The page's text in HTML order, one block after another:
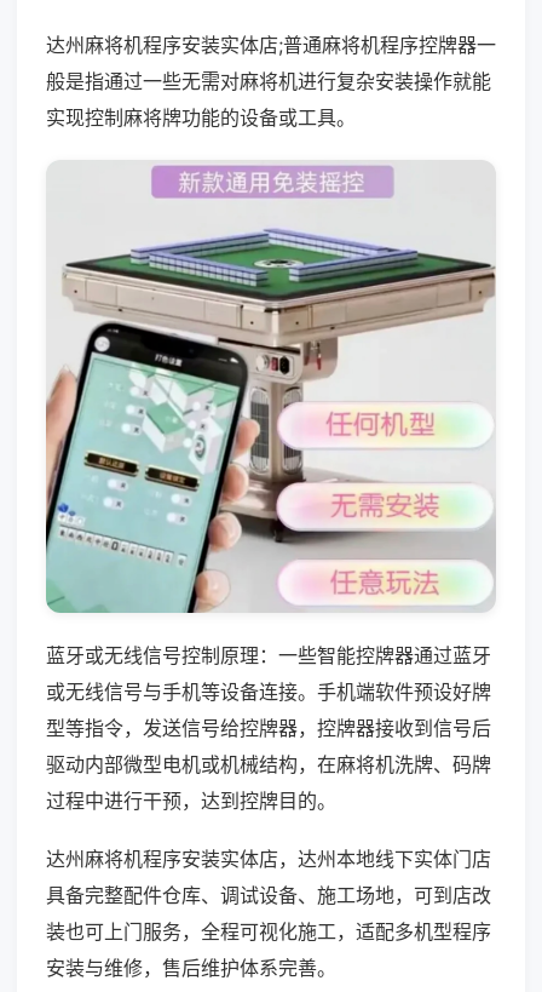
达州麻将机程序安装实体店;普通麻将机程序控牌器一
般是指通过一些无需对麻将机进行复杂安装操作就能
实现控制麻将牌功能的设备或工具。
蓝牙或无线信号控制原理：一些智能控牌器通过蓝牙
或无线信号与手机等设备连接。手机端软件预设好牌
型等指令，发送信号给控牌器，控牌器接收到信号后
驱动内部微型电机或机械结构，在麻将机洗牌、码牌
过程中进行干预，达到控牌目的。
达州麻将机程序安装实体店，达州本地线下实体门店
具备完整配件仓库、调试设备、施工场地，可到店改
装也可上门服务，全程可视化施工，适配多机型程序
安装与维修，售后维护体系完善。